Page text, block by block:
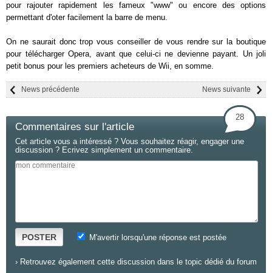
pour rajouter rapidement les fameux "www" ou encore des options
permettant d'oter facilement la barre de menu.
On ne saurait donc trop vous conseiller de vous rendre sur la boutique
pour télécharger Opera, avant que celui-ci ne devienne payant. Un joli
petit bonus pour les premiers acheteurs de Wii, en somme.
News suivante
News précédente
Commentaires sur l'article
28
Cet article vous a intéressé ? Vous souhaitez réagir, engager une
discussion ? Ecrivez simplement un commentaire.
POSTER M'avertir lorsqu'une réponse est postée
› Retrouvez également cette discussion dans le topic dédié du forum